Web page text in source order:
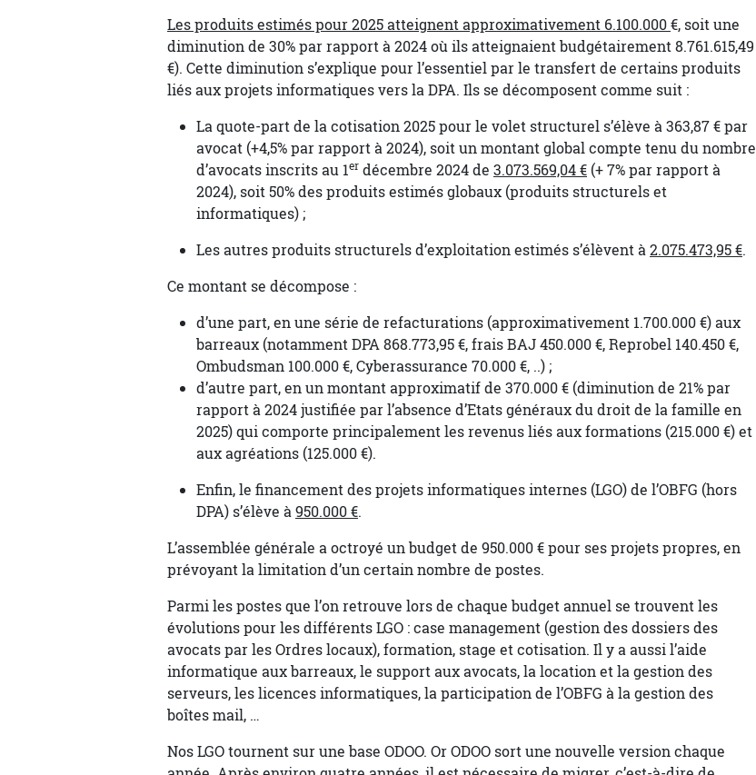
Les produits estimés pour 2025 atteignent approximativement 6.100.000€, soit une
diminution de 30% par rapport à 2024 où ils atteignaient budgétairement 8.761.615,49
€). Cette diminution s’explique pour l’essentiel par le transfert de certains produits
liés aux projets informatiques vers la DPA. Ils se décomposent comme suit :
La quote-part de la cotisation 2025 pour le volet structurel s’élève à 363,87 € par
avocat (+4,5% par rapport à 2024), soit un montant global compte tenu du nombre
d’avocats inscrits au 1er décembre 2024 de 3.073.569,04 € (+ 7% par rapport à
2024), soit 50% des produits estimés globaux (produits structurels et
informatiques) ;
Les autres produits structurels d’exploitation estimés s’élèvent à2.075.473,95 €.
Ce montant se décompose :
d’une part, en une série de refacturations (approximativement 1.700.000 €) aux
barreaux (notamment DPA 868.773,95 €, frais BAJ 450.000 €, Reprobel 140.450 €,
Ombudsman 100.000 €, Cyberassurance 70.000 €, ..) ;
d’autre part, en un montant approximatif de 370.000 € (diminution de 21% par
rapport à 2024 justifiée par l’absence d’Etats généraux du droit de la famille en
2025) qui comporte principalement les revenus liés aux formations (215.000 €) et
aux agréations (125.000 €).
Enfin, le financement des projets informatiques internes (LGO) de l’OBFG (hors
DPA) s’élève à950.000 €.
L’assemblée générale a octroyé un budget de 950.000 € pour ses projets propres, en
prévoyant la limitation d’un certain nombre de postes.
Parmi les postes que l’on retrouve lors de chaque budget annuel se trouvent les
évolutions pour les différents LGO : case management (gestion des dossiers des
avocats par les Ordres locaux), formation, stage et cotisation. Il y a aussi l’aide
informatique aux barreaux, le support aux avocats, la location et la gestion des
serveurs, les licences informatiques, la participation de l’OBFG à la gestion des
boîtes mail, …
Nos LGO tournent sur une base ODOO. Or ODOO sort une nouvelle version chaque